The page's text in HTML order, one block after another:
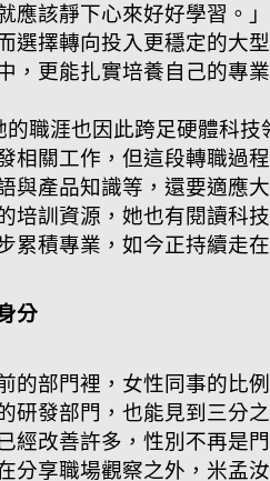
應該靜下心來好好學習。
選擇轉向投入更穩定的大
，更能扎實培養自己的專
職涯也因此跨足硬體科技
相關工作，但這段轉職過
與產品知識等，還要適應
培訓資源，她也有閱讀科
累積專業，如今正持續走
分
的部門裡，女性同事的比
研發部門，也能見到三分
經改善許多，性別不再是門
分享職場觀察之外，米孟